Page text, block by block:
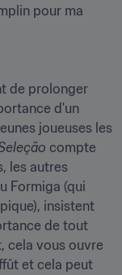
pour ma
de prolonger
d'un
joueuses les
compte
les autres
Formiga (qui
insistent
de tout
cela vous ouvre
et cela peut